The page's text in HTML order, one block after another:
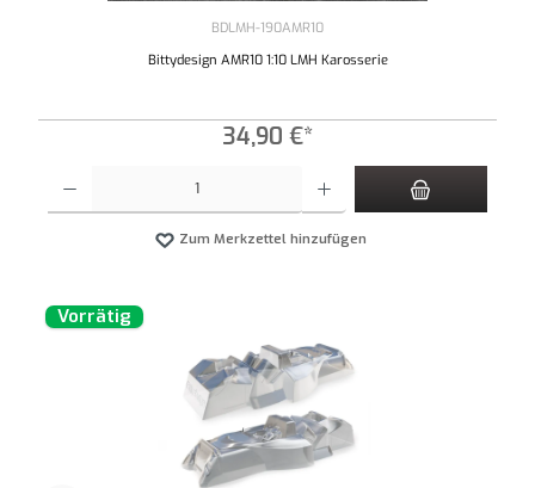
BDLMH-190AMR10
Bittydesign AMR10 1:10 LMH Karosserie
34,90 €*
Zum Merkzettel hinzufügen
Vorrätig